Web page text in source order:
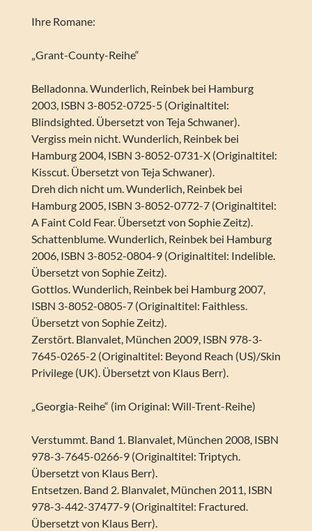
Ihre Romane:
„Grant-County-Reihe“
Belladonna. Wunderlich, Reinbek bei Hamburg
2003, ISBN 3-8052-0725-5 (Originaltitel:
Blindsighted. Übersetzt von Teja Schwaner).
Vergiss mein nicht. Wunderlich, Reinbek bei
Hamburg 2004, ISBN 3-8052-0731-X (Originaltitel:
Kisscut. Übersetzt von Teja Schwaner).
Dreh dich nicht um. Wunderlich, Reinbek bei
Hamburg 2005, ISBN 3-8052-0772-7 (Originaltitel:
A Faint Cold Fear. Übersetzt von Sophie Zeitz).
Schattenblume. Wunderlich, Reinbek bei Hamburg
2006, ISBN 3-8052-0804-9 (Originaltitel: Indelible.
Übersetzt von Sophie Zeitz).
Gottlos. Wunderlich, Reinbek bei Hamburg 2007,
ISBN 3-8052-0805-7 (Originaltitel: Faithless.
Übersetzt von Sophie Zeitz).
Zerstört. Blanvalet, München 2009, ISBN 978-3-
7645-0265-2 (Originaltitel: Beyond Reach (US)/Skin
Privilege (UK). Übersetzt von Klaus Berr).
„Georgia-Reihe“ (im Original: Will-Trent-Reihe)
Verstummt. Band 1. Blanvalet, München 2008, ISBN
978-3-7645-0266-9 (Originaltitel: Triptych.
Übersetzt von Klaus Berr).
Entsetzen. Band 2. Blanvalet, München 2011, ISBN
978-3-442-37477-9 (Originaltitel: Fractured.
Übersetzt von Klaus Berr).